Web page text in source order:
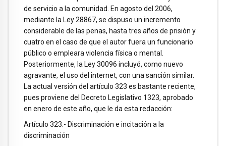
de servicio a la comunidad. En agosto del 2006,
mediante la Ley 28867, se dispuso un incremento
considerable de las penas, hasta tres años de prisión y
cuatro en el caso de que el autor fuera un funcionario
público o empleara violencia física o mental.
Posteriormente, la Ley 30096 incluyó, como nuevo
agravante, el uso del internet, con una sanción similar.
La actual versión del artículo 323 es bastante reciente,
pues proviene del Decreto Legislativo 1323, aprobado
en enero de este año, que le da esta redacción:
Artículo 323.- Discriminación e incitación a la
discriminación